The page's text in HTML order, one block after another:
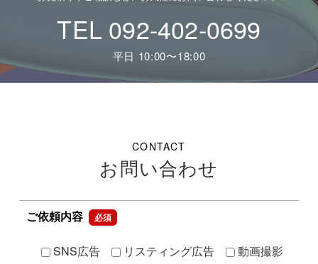
TEL 092-402-0699
平日 10:00〜18:00
CONTACT
お問い合わせ
ご依頼内容 必須
SNS広告 リスティング広告
動画撮影